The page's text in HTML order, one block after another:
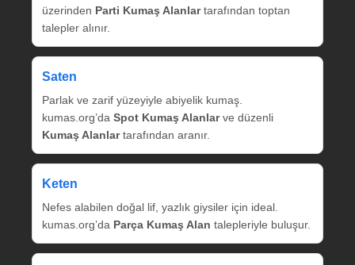
üzerinden Parti Kumaş Alanlartarafından toptan
talepler alınır.
Saten
Parlak ve zarif yüzeyiyle abiyelik kumaş.
kumas.org’da Spot Kumaş Alanlarve düzenli
Kumaş Alanlartarafından aranır.
Keten
Nefes alabilen doğal lif, yazlık giysiler için ideal.
kumas.org’da Parça Kumaş Alan talepleriyle buluşur.